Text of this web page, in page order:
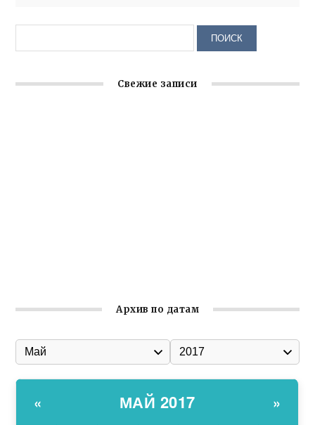
Свежие записи
Архив по датам
« МАЙ 2017 »